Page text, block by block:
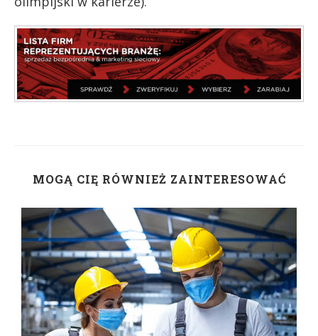
MOGĄ CIĘ RÓWNIEŻ ZAINTERESOWAĆ